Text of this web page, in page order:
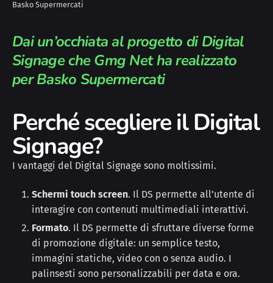
Basko Supermercati
Dai un’occhiata al progetto di Digital
Signage che Gmg Net ha realizzato
per Basko Supermercati
Perché scegliere il Digital
Signage?
I vantaggi del Digital Signage sono moltissimi.
Schermi touch screen. Il DS permette all’utente di
interagire con contenuti multimediali interattivi.
Formato. Il DS permette di sfruttare diverse forme
di promozione digitale: un semplice testo,
immagini statiche, video con o senza audio. I
palinsesti sono personalizzabili per data e ora.